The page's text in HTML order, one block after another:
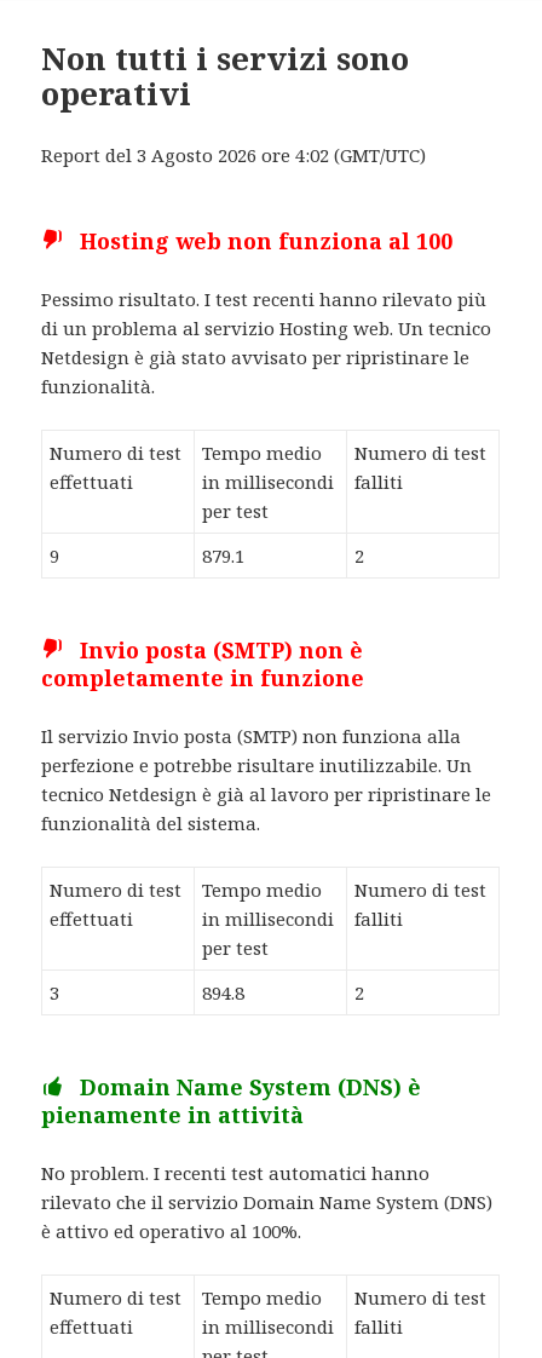
Non tutti i servizi sono
operativi
Report del 3 Agosto 2026 ore 4:02 (GMT/UTC)
Hosting web non funziona al 100
Pessimo risultato. I test recenti hanno rilevato più
di un problema al servizio Hosting web. Un tecnico
Netdesign è già stato avvisato per ripristinare le
funzionalità.
Numero di test
effettuati
Tempo medio
in millisecondi
per test
Numero di test
falliti
9 879.1 2
Invio posta (SMTP) non è
completamente in funzione
Il servizio Invio posta (SMTP) non funziona alla
perfezione e potrebbe risultare inutilizzabile. Un
tecnico Netdesign è già al lavoro per ripristinare le
funzionalità del sistema.
Numero di test
effettuati
Tempo medio
in millisecondi
per test
Numero di test
falliti
3 894.8 2
Domain Name System (DNS) è
pienamente in attività
No problem. I recenti test automatici hanno
rilevato che il servizio Domain Name System (DNS)
è attivo ed operativo al 100%.
Numero di test
effettuati
Tempo medio
in millisecondi
Numero di test
falliti